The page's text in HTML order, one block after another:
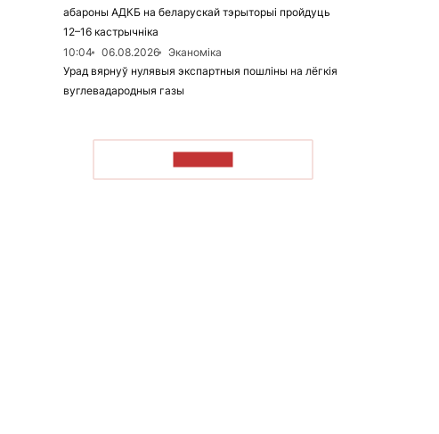
абароны АДКБ на беларускай тэрыторыі пройдуць
12–16 кастрычніка
10:04
06.08.2026
Эканоміка
Урад вярнуў нулявыя экспартныя пошліны на лёгкія
вуглевадародныя газы